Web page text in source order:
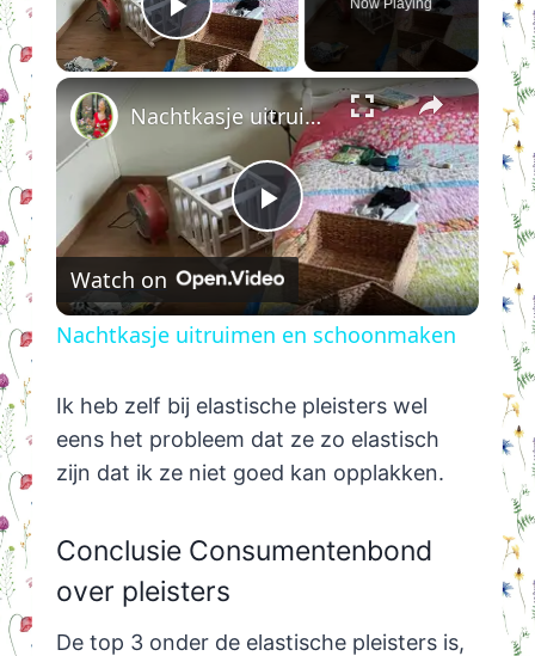
Play Video
Now Playing
×
Play
Video
Nachtkasje uitruimen en schoonmaken
Watch on
Nachtkasje uitruimen en schoonmaken
Ik heb zelf bij elastische pleisters wel
eens het probleem dat ze zo elastisch
zijn dat ik ze niet goed kan opplakken.
Conclusie Consumentenbond
over pleisters
De top 3 onder de elastische pleisters is,